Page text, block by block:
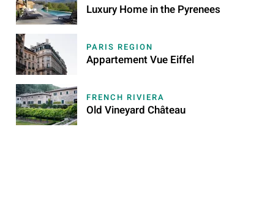
Luxury Home in the Pyrenees
PARIS REGION
Appartement Vue Eiffel
FRENCH RIVIERA
Old Vineyard Château